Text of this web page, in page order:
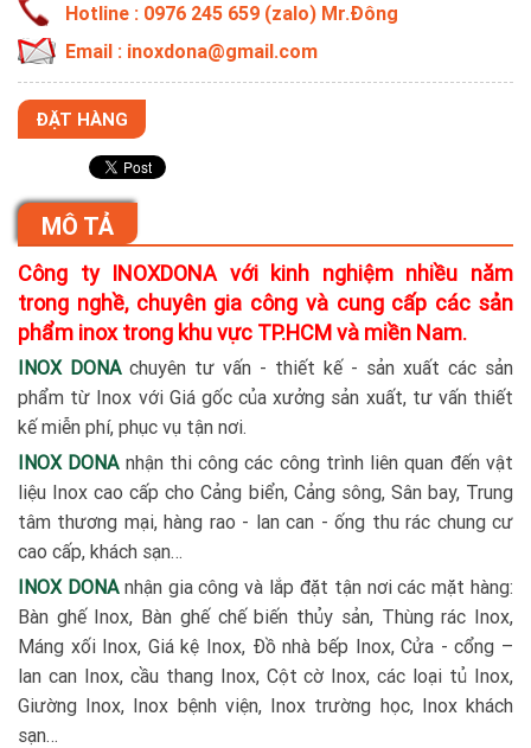
Hotline : 0976 245 659 (zalo) Mr.Đông
Email : inoxdona@gmail.com
ĐẶT HÀNG
MÔ TẢ
Công ty INOXDONA với kinh nghiệm nhiều năm
trong nghề, chuyên gia công và cung cấp các sản
phẩm inox trong khu vực TP.HCM và miền Nam.
INOX DONAchuyên tư vấn - thiết kế - sản xuất các sản
phẩm từ Inox với Giá gốc của xưởng sản xuất, tư vấn thiết
kế miễn phí, phục vụ tận nơi.
INOX DONAnhận thi công các công trình liên quan đến vật
liệu Inox cao cấp cho Cảng biển, Cảng sông, Sân bay, Trung
tâm thương mại, hàng rao - lan can - ống thu rác chung cư
cao cấp, khách sạn…
INOX DONAnhận gia công và lắp đặt tận nơi các mặt hàng:
Bàn ghế Inox, Bàn ghế chế biến thủy sản, Thùng rác Inox,
Máng xối Inox, Giá kệ Inox, Đồ nhà bếp Inox, Cửa - cổng –
lan can Inox, cầu thang Inox, Cột cờ Inox, các loại tủ Inox,
Giường Inox, Inox bệnh viện, Inox trường học, Inox khách
sạn…